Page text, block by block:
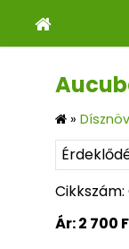
»
Cikkszám:
Ár:2 700